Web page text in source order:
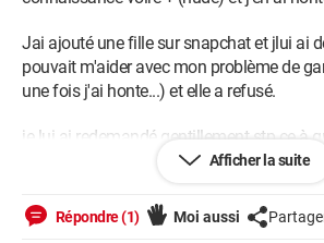
Jai ajouté une fille sur snapchat et jlui ai
pouvait m'aider avec mon problème de
une fois j'ai honte...) et elle a refusé.
je lui ai redemandé gentillement stp ce à
directement menacé de porter plainte et
injonction
Afficher la suite
Répondre (1) Moi aussi